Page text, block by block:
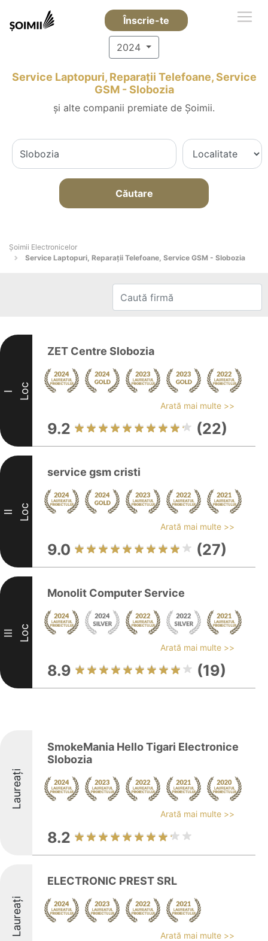
Înscrie-te
2024
Service Laptopuri, Reparații Telefoane, Service
GSM - Slobozia
și alte companii premiate de Șoimii.
Căutare
Șoimii Electronicelor
Service Laptopuri, Reparații Telefoane, Service GSM - Slobozia
I Loc
ZET Centre Slobozia
Arată mai multe >>
9.2 (22)
II Loc
service gsm cristi
Arată mai multe >>
9.0 (27)
III Loc
Monolit Computer Service
Arată mai multe >>
8.9 (19)
Laureați
SmokeMania Hello Tigari Electronice
Slobozia
Arată mai multe >>
8.2
Laureați
ELECTRONIC PREST SRL
Arată mai multe >>